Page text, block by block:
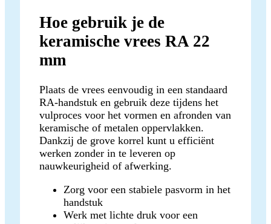
Hoe gebruik je de
keramische vrees RA 22
mm
Plaats de vrees eenvoudig in een standaard
RA-handstuk en gebruik deze tijdens het
vulproces voor het vormen en afronden van
keramische of metalen oppervlakken.
Dankzij de grove korrel kunt u efficiënt
werken zonder in te leveren op
nauwkeurigheid of afwerking.
Zorg voor een stabiele pasvorm in het
handstuk
Werk met lichte druk voor een